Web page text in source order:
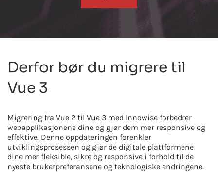
Derfor bør du migrere til
Vue 3
Migrering fra Vue 2 til Vue 3 med Innowise forbedrer
webapplikasjonene dine og gjør dem mer responsive og
effektive. Denne oppdateringen forenkler
utviklingsprosessen og gjør de digitale plattformene
dine mer fleksible, sikre og responsive i forhold til de
nyeste brukerpreferansene og teknologiske endringene.